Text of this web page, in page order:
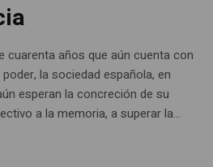
cuarenta años que aún cuenta con
la sociedad española, en
esperan la concreción de su
a la memoria, a superar la...